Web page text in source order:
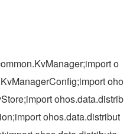
o
oho
ohos.data.distrib
ohos.data.distribut